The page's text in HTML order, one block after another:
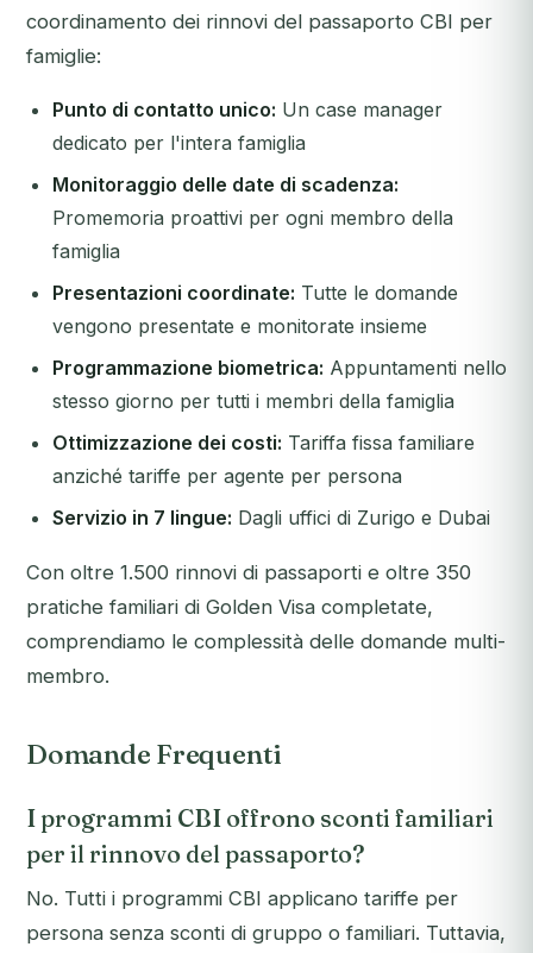
coordinamento dei rinnovi del passaporto CBI per
famiglie:
Punto di contatto unico: Un case manager
dedicato per l'intera famiglia
Monitoraggio delle date di scadenza:
Promemoria proattivi per ogni membro della
famiglia
Presentazioni coordinate: Tutte le domande
vengono presentate e monitorate insieme
Programmazione biometrica: Appuntamenti nello
stesso giorno per tutti i membri della famiglia
Ottimizzazione dei costi: Tariffa fissa familiare
anziché tariffe per agente per persona
Servizio in 7 lingue: Dagli uffici di Zurigo e Dubai
Con oltre 1.500 rinnovi di passaporti e oltre 350
pratiche familiari di Golden Visa completate,
comprendiamo le complessità delle domande multi-
membro.
Domande Frequenti
I programmi CBI offrono sconti familiari
per il rinnovo del passaporto?
No. Tutti i programmi CBI applicano tariffe per
persona senza sconti di gruppo o familiari. Tuttavia,